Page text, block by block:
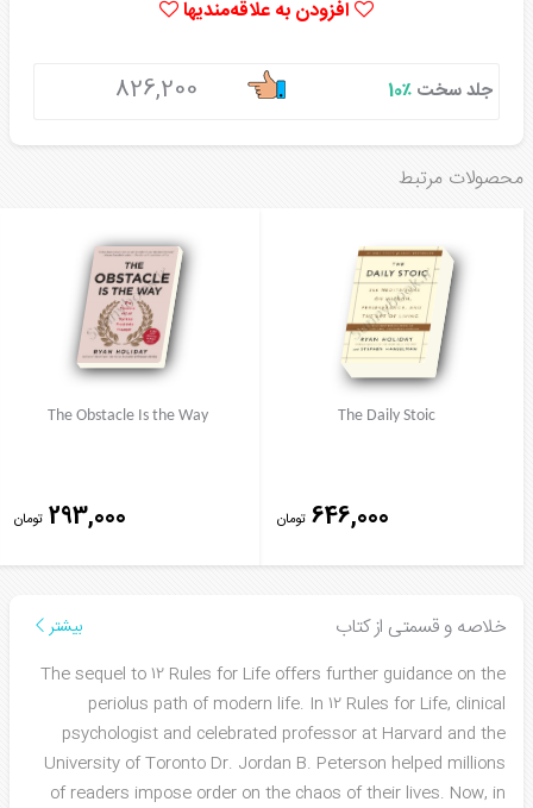
افزودن به علاقه‌مندیها
جلد سخت ٪10 826,200
محصولات مرتبط
The Daily Stoic
646,000 تومان
The Obstacle Is the Way
293,000 تومان
خلاصه و قسمتی از کتاب
بیشتر
The sequel to 12 Rules for Life offers further guidance on the
periolus path of modern life. In 12 Rules for Life, clinical
psychologist and celebrated professor at Harvard and the
University of Toronto Dr. Jordan B. Peterson helped millions
of readers impose order on the chaos of their lives. Now, in